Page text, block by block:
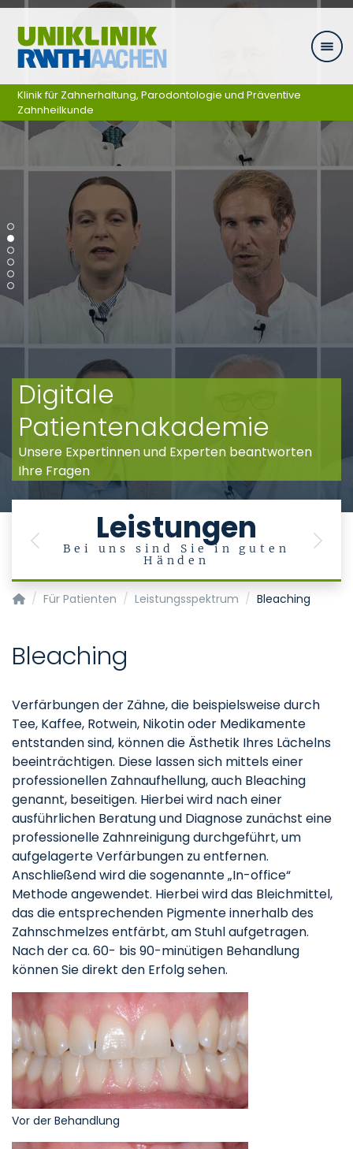
Ga naar navigatie
Digitale
Patientenakademie
Unsere Expertinnen und Experten beantworten
Ihre Fragen
Leistungen
Bei uns sind Sie in guten
Händen
Previous Next
Klinik für Zahnerhaltung, Parodontologie und Präventive
Zahnheilkunde
Klinik für Zahnerhaltung, Parodontologie und Präventive
Für Patienten Leistungsspektrum Bleaching
Bleaching
Verfärbungen der Zähne, die beispielsweise durch
Tee, Kaffee, Rotwein, Nikotin oder Medikamente
entstanden sind, können die Ästhetik Ihres Lächelns
beeinträchtigen. Diese lassen sich mittels einer
professionellen Zahnaufhellung, auch Bleaching
genannt, beseitigen. Hierbei wird nach einer
ausführlichen Beratung und Diagnose zunächst eine
professionelle Zahnreinigung durchgeführt, um
aufgelagerte Verfärbungen zu entfernen.
Anschließend wird die sogenannte „In-office“
Methode angewendet. Hierbei wird das Bleichmittel,
das die entsprechenden Pigmente innerhalb des
Zahnschmelzes entfärbt, am Stuhl aufgetragen.
Nach der ca. 60- bis 90-minütigen Behandlung
können Sie direkt den Erfolg sehen.
Vor der Behandlung